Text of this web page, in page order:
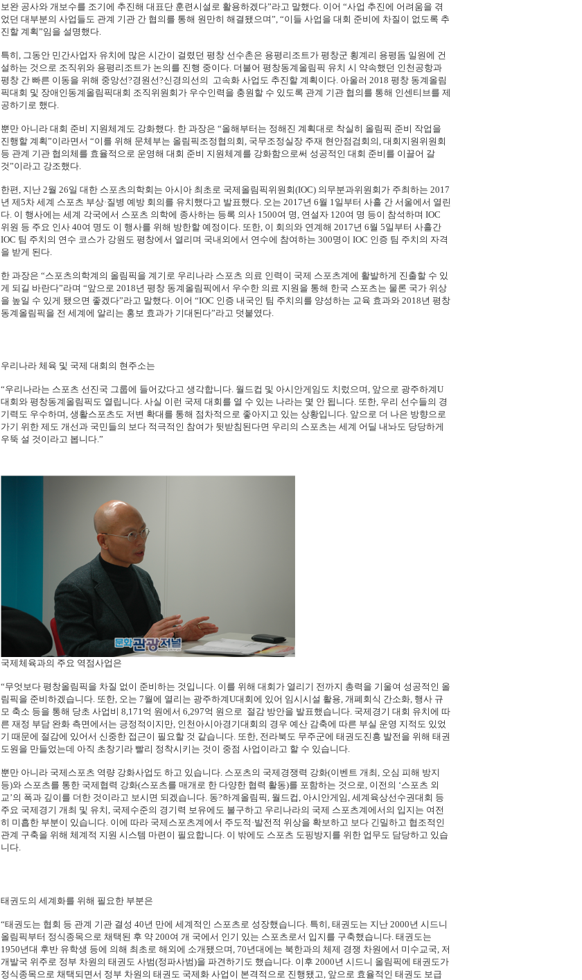
보완 공사와 개보수를 조기에 추진해 대표단 훈련시설로 활용하겠다”라고 말했다. 이어 “사업 추진에 어려움을 겪
었던 대부분의 사업들도 관계 기관 간 협의를 통해 원만히 해결됐으며”, “이들 사업을 대회 준비에 차질이 없도록 추
진할 계획”임을 설명했다.
특히, 그동안 민간사업자 유치에 많은 시간이 걸렸던 평창 선수촌은 용평리조트가 평창군 횡계리 용평돔 일원에 건
설하는 것으로 조직위와 용평리조트가 논의를 진행 중이다. 더불어 평창동계올림픽 유치 시 약속했던 인천공항과
평창 간 빠른 이동을 위해 중앙선?경원선?신경의선의 고속화 사업도 추진할 계획이다. 아울러 2018 평창 동계올림
픽대회 및 장애인동계올림픽대회 조직위원회가 우수인력을 충원할 수 있도록 관계 기관 협의를 통해 인센티브를 제
공하기로 했다.
뿐만 아니라 대회 준비 지원체계도 강화했다. 한 과장은 “올해부터는 정해진 계획대로 착실히 올림픽 준비 작업을
진행할 계획”이라면서 “이를 위해 문체부는 올림픽조정협의회, 국무조정실장 주재 현안점검회의, 대회지원위원회
등 관계 기관 협의체를 효율적으로 운영해 대회 준비 지원체계를 강화함으로써 성공적인 대회 준비를 이끌어 갈
것”이라고 강조했다.
한편, 지난 2월 26일 대한 스포츠의학회는 아시아 최초로 국제올림픽위원회(IOC) 의무분과위원회가 주최하는 2017
년 제5차 세계 스포츠 부상·질병 예방 회의를 유치했다고 발표했다. 오는 2017년 6월 1일부터 사흘 간 서울에서 열린
다. 이 행사에는 세계 각국에서 스포츠 의학에 종사하는 등록 의사 1500여 명, 연설자 120여 명 등이 참석하며 IOC
위원 등 주요 인사 40여 명도 이 행사를 위해 방한할 예정이다. 또한, 이 회의와 연계해 2017년 6월 5일부터 사흘간
IOC 팀 주치의 연수 코스가 강원도 평창에서 열리며 국내외에서 연수에 참여하는 300명이 IOC 인증 팀 주치의 자격
을 받게 된다.
한 과장은 “스포츠의학계의 올림픽을 계기로 우리나라 스포츠 의료 인력이 국제 스포츠계에 활발하게 진출할 수 있
게 되길 바란다”라며 “앞으로 2018년 평창 동계올림픽에서 우수한 의료 지원을 통해 한국 스포츠는 물론 국가 위상
을 높일 수 있게 됐으면 좋겠다”라고 말했다. 이어 “IOC 인증 내국인 팀 주치의를 양성하는 교육 효과와 2018년 평창
동계올림픽을 전 세계에 알리는 홍보 효과가 기대된다”라고 덧붙였다.
우리나라 체육 및 국제 대회의 현주소는
“우리나라는 스포츠 선진국 그룹에 들어갔다고 생각합니다. 월드컵 및 아시안게임도 치렀으며, 앞으로 광주하계U
대회와 평창동계올림픽도 열립니다. 사실 이런 국제 대회를 열 수 있는 나라는 몇 안 됩니다. 또한, 우리 선수들의 경
기력도 우수하며, 생활스포츠도 저변 확대를 통해 점차적으로 좋아지고 있는 상황입니다. 앞으로 더 나은 방향으로
가기 위한 제도 개선과 국민들의 보다 적극적인 참여가 뒷받침된다면 우리의 스포츠는 세계 어딜 내놔도 당당하게
우뚝 설 것이라고 봅니다.”
국제체육과의 주요 역점사업은
“무엇보다 평창올림픽을 차질 없이 준비하는 것입니다. 이를 위해 대회가 열리기 전까지 총력을 기울여 성공적인 올
림픽을 준비하겠습니다. 또한, 오는 7월에 열리는 광주하계U대회에 있어 임시시설 활용, 개폐회식 간소화, 행사 규
모 축소 등을 통해 당초 사업비 8,171억 원에서 6,297억 원으로 절감 방안을 발표했습니다. 국제경기 대회 유치에 따
른 재정 부담 완화 측면에서는 긍정적이지만, 인천아시아경기대회의 경우 예산 감축에 따른 부실 운영 지적도 있었
기 때문에 절감에 있어서 신중한 접근이 필요할 것 같습니다. 또한, 전라북도 무주군에 태권도진흥 발전을 위해 태권
도원을 만들었는데 아직 초창기라 빨리 정착시키는 것이 중점 사업이라고 할 수 있습니다.
뿐만 아니라 국제스포츠 역량 강화사업도 하고 있습니다. 스포츠의 국제경쟁력 강화(이벤트 개최, 오심 피해 방지
등)와 스포츠를 통한 국제협력 강화(스포츠를 매개로 한 다양한 협력 활동)를 포함하는 것으로, 이전의 ‘스포츠 외
교’의 폭과 깊이를 더한 것이라고 보시면 되겠습니다. 동?하계올림픽, 월드컵, 아시안게임, 세계육상선수권대회 등
주요 국제경기 개최 및 유치, 국제수준의 경기력 보유에도 불구하고 우리나라의 국제 스포츠계에서의 입지는 여전
히 미흡한 부분이 있습니다. 이에 따라 국제스포츠계에서 주도적·발전적 위상을 확보하고 보다 긴밀하고 협조적인
관계 구축을 위해 체계적 지원 시스템 마련이 필요합니다. 이 밖에도 스포츠 도핑방지를 위한 업무도 담당하고 있습
니다.
태권도의 세계화를 위해 필요한 부분은
“태권도는 협회 등 관계 기관 결성 40년 만에 세계적인 스포츠로 성장했습니다. 특히, 태권도는 지난 2000년 시드니
올림픽부터 정식종목으로 채택된 후 약 200여 개 국에서 인기 있는 스포츠로서 입지를 구축했습니다. 태권도는
1950년대 후반 유학생 등에 의해 최초로 해외에 소개됐으며, 70년대에는 북한과의 체제 경쟁 차원에서 미수교국, 저
개발국 위주로 정부 차원의 태권도 사범(정파사범)을 파견하기도 했습니다. 이후 2000년 시드니 올림픽에 태권도가
정식종목으로 채택되면서 정부 차원의 태권도 국제화 사업이 본격적으로 진행됐고, 앞으로 효율적인 태권도 보급